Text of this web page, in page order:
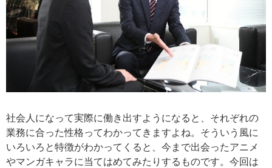
社会人になって実際に働き出すようになると、それぞれの
業務に合った性格ってわかってきますよね。そういう風に
いろいろと特徴がわかってくると、今まで出会ったアニメ
やマンガキャラに当てはめてみたりするものです。今回は